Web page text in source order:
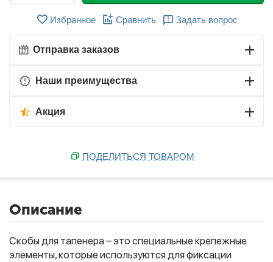
Избранное Сравнить Задать вопрос
Отправка заказов
Наши преимущества
Акция
ПОДЕЛИТЬСЯ ТОВАРОМ
Описание
Скобы для тапенера – это специальные крепежные
элементы, которые используются для фиксации